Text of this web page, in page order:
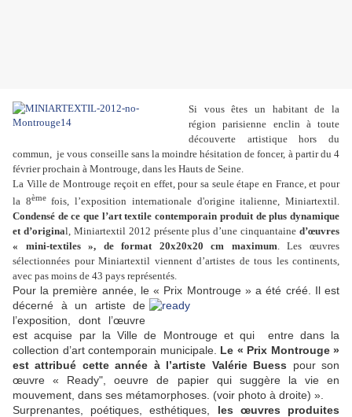
Si vous êtes un habitant de la
région parisienne enclin à toute
découverte artistique hors du
commun, je vous conseille sans la moindre hésitation de foncer, à partir du 4
février prochain à Montrouge, dans les Hauts de Seine.
La Ville de Montrouge reçoit en effet, pour sa seule étape en France, et pour
la 8èmefois, l’exposition internationale d'origine italienne, Miniartextil.
Condensé de ce que l’art textile contemporain produit de plus dynamique
et d’original, Miniartextil 2012 présente plus d’une cinquantaine d’œuvres
« mini-textiles », de format 20x20x20 cm maximum . Les œuvres
sélectionnées pour Miniartextil viennent d’artistes de tous les continents,
avec pas moins de 43 pays représentés.
Pour la première année, le « Prix Montrouge » a été créé. Il est
décerné à un artiste de
l’exposition, dont l’œuvre
est acquise par la Ville de Montrouge et qui entre dans la
collection d’art contemporain municipale. Le « Prix Montrouge »
est attribué cette année à l’artiste Valérie Buess pour son
œuvre « Ready", oeuvre de papier qui suggère la vie en
mouvement, dans ses métamorphoses. (voir photo à droite) ».
Surprenantes, poétiques, esthétiques, les œuvres produites